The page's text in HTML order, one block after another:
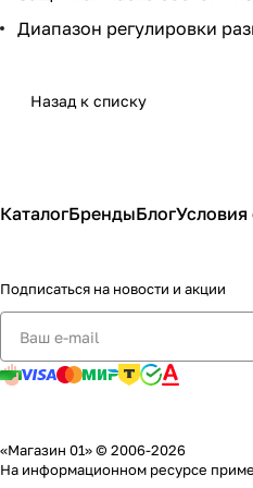
Диапазон регулировки
Назад к списку
КаталогБрендыБлогУсловия
Подписаться на новости и акции
«Магазин 01» © 2006-2026
На информационном ресурсе